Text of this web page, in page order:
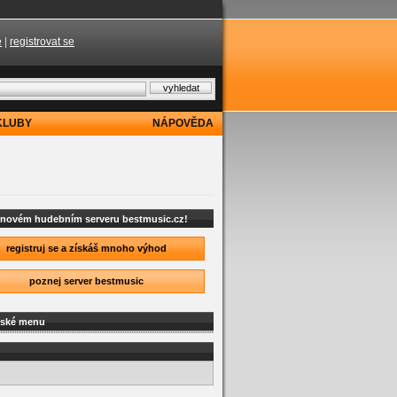
registrovat se
NÁPOVĚDA
hudebním serveru bestmusic.cz!
registruj se a získáš mnoho výhod
poznej server bestmusic
menu